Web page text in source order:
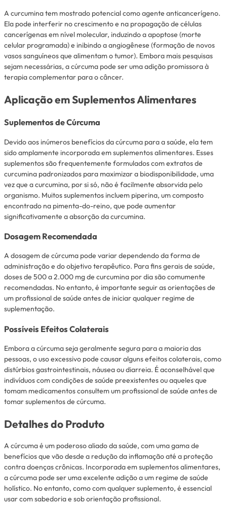
A curcumina tem mostrado potencial como agente anticancerígeno.
Ela pode interferir no crescimento e na propagação de células
cancerígenas em nível molecular, induzindo a apoptose (morte
celular programada) e inibindo a angiogênese (formação de novos
vasos sanguíneos que alimentam o tumor). Embora mais pesquisas
sejam necessárias, a cúrcuma pode ser uma adição promissora à
terapia complementar para o câncer.
Aplicação em Suplementos Alimentares
Suplementos de Cúrcuma
Devido aos inúmeros benefícios da cúrcuma para a saúde, ela tem
sido amplamente incorporada em suplementos alimentares. Esses
suplementos são frequentemente formulados com extratos de
curcumina padronizados para maximizar a biodisponibilidade, uma
vez que a curcumina, por si só, não é facilmente absorvida pelo
organismo. Muitos suplementos incluem piperina, um composto
encontrado na pimenta-do-reino, que pode aumentar
significativamente a absorção da curcumina.
Dosagem Recomendada
A dosagem de cúrcuma pode variar dependendo da forma de
administração e do objetivo terapêutico. Para fins gerais de saúde,
doses de 500 a 2.000 mg de curcumina por dia são comumente
recomendadas. No entanto, é importante seguir as orientações de
um profissional de saúde antes de iniciar qualquer regime de
suplementação.
Possíveis Efeitos Colaterais
Embora a cúrcuma seja geralmente segura para a maioria das
pessoas, o uso excessivo pode causar alguns efeitos colaterais, como
distúrbios gastrointestinais, náusea ou diarreia. É aconselhável que
indivíduos com condições de saúde preexistentes ou aqueles que
tomam medicamentos consultem um profissional de saúde antes de
tomar suplementos de cúrcuma.
Detalhes do Produto
A cúrcuma é um poderoso aliado da saúde, com uma gama de
benefícios que vão desde a redução da inflamação até a proteção
contra doenças crônicas. Incorporada em suplementos alimentares,
a cúrcuma pode ser uma excelente adição a um regime de saúde
holístico. No entanto, como com qualquer suplemento, é essencial
usar com sabedoria e sob orientação profissional.